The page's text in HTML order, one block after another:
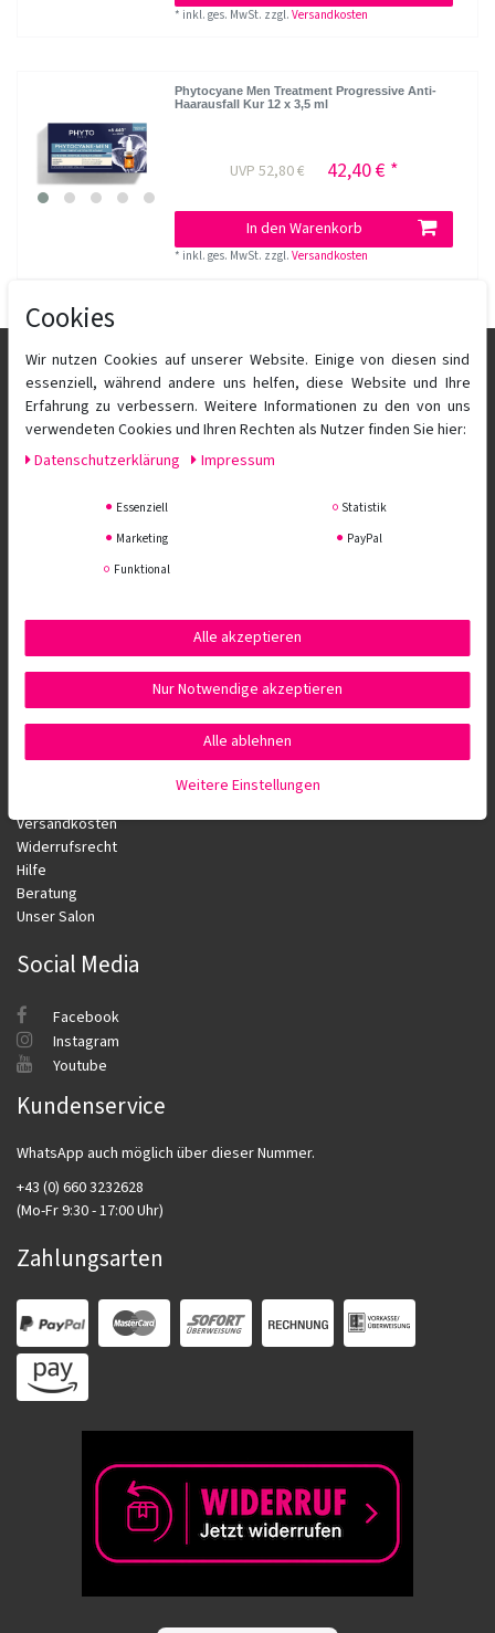
* inkl. ges. MwSt. zzgl.Versandkosten
Phytocyane Men Treatment Progressive Anti-
Haarausfall Kur 12 x 3,5 ml
UVP 52,80 € 42,40 € *
In den Warenkorb
* inkl. ges. MwSt. zzgl.Versandkosten
Aigner Fössinger OG
AGB
Impressum
Versandkosten
Widerrufsrecht
Hilfe
Beratung
Unser Salon
Social Media
Facebook
Instagram
Youtube
Kundenservice
WhatsApp auch möglich über dieser Nummer.
+43 (0) 660 3232628
(Mo-Fr 9:30 - 17:00 Uhr)
Zahlungsarten
Cookies
Wir nutzen Cookies auf unserer Website. Einige von diesen sind
essenziell, während andere uns helfen, diese Website und Ihre
Erfahrung zu verbessern. Weitere Informationen zu den von uns
verwendeten Cookies und Ihren Rechten als Nutzer finden Sie hier:
Daten­schutz­erklärung
Impressum
Essenziell
Statistik
Marketing
PayPal
Funktional
Alle akzeptieren
Nur Notwendige akzeptieren
Alle ablehnen
Weitere Einstellungen